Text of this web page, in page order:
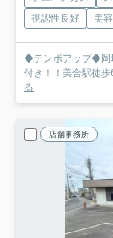
視認性良好
美
◆テンポアップ◆岡
付き！！美合駅徒
る
店舗事務所